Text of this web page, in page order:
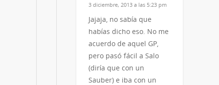
3 diciembre, 2013 a las 5:23 pm
Jajaja, no sabía que
habías dicho eso. No me
acuerdo de aquel GP,
pero pasó fácil a Salo
(diría que con un
Sauber) e iba con un